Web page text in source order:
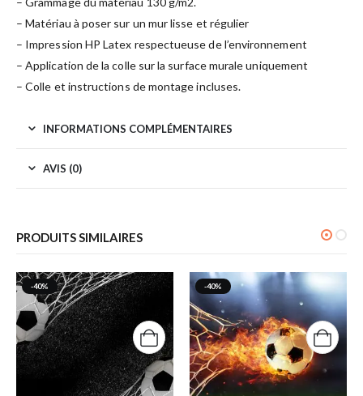
– Matériau à poser sur un mur lisse et régulier
– Impression HP Latex respectueuse de l’environnement
– Application de la colle sur la surface murale uniquement
– Colle et instructions de montage incluses.
INFORMATIONS COMPLÉMENTAIRES
AVIS (0)
PRODUITS SIMILAIRES
-40% -40%